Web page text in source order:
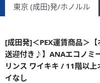
東京 (成田)発/ホノルル
[成田発]＜PEX運賃商品＞
送迎付き♪】ANAエコノミ
リンス ワイキキ / 11階以
イなし